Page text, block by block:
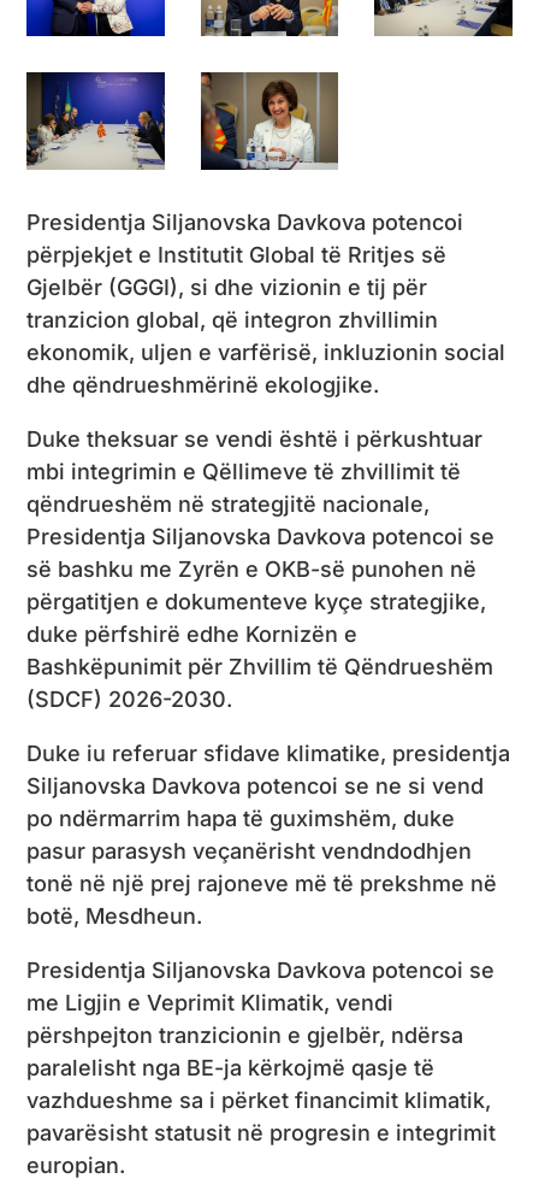
Presidentja Siljanovska Davkova potencoi
përpjekjet e Institutit Global të Rritjes së
Gjelbër (GGGI), si dhe vizionin e tij për
tranzicion global, që integron zhvillimin
ekonomik, uljen e varfërisë, inkluzionin social
dhe qëndrueshmërinë ekologjike.
Duke theksuar se vendi është i përkushtuar
mbi integrimin e Qëllimeve të zhvillimit të
qëndrueshëm në strategjitë nacionale,
Presidentja Siljanovska Davkova potencoi se
së bashku me Zyrën e OKB-së punohen në
përgatitjen e dokumenteve kyçe strategjike,
duke përfshirë edhe Kornizën e
Bashkëpunimit për Zhvillim të Qëndrueshëm
(SDCF) 2026-2030.
Duke iu referuar sfidave klimatike, presidentja
Siljanovska Davkova potencoi se ne si vend
po ndërmarrim hapa të guximshëm, duke
pasur parasysh veçanërisht vendndodhjen
tonë në një prej rajoneve më të prekshme në
botë, Mesdheun.
Presidentja Siljanovska Davkova potencoi se
me Ligjin e Veprimit Klimatik, vendi
përshpejton tranzicionin e gjelbër, ndërsa
paralelisht nga BE-ja kërkojmë qasje të
vazhdueshme sa i përket financimit klimatik,
pavarësisht statusit në progresin e integrimit
europian.